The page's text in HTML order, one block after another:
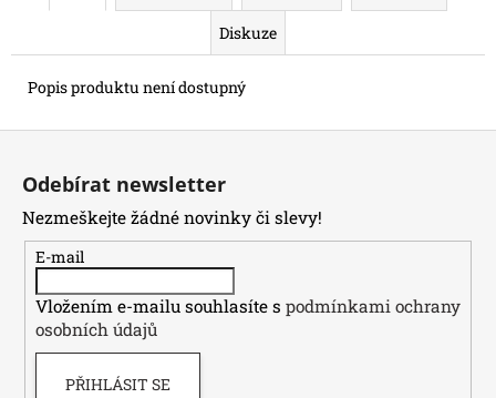
Diskuze
Popis produktu není dostupný
Z
Odebírat newsletter
Nezmeškejte žádné novinky či slevy!
E-mail
Vložením e-mailu souhlasíte s podmínkami ochrany
osobních údajů
PŘIHLÁSIT SE